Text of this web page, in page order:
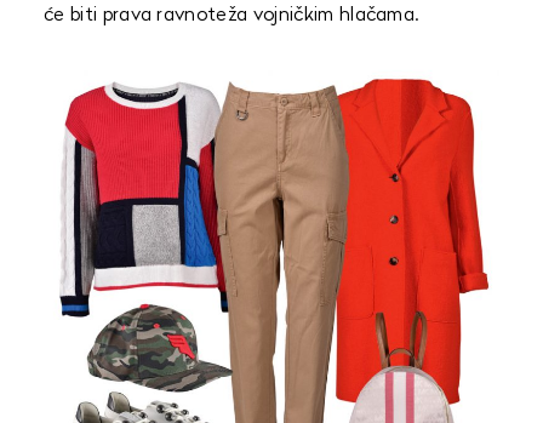
će biti prava ravnoteža vojničkim hlačama.